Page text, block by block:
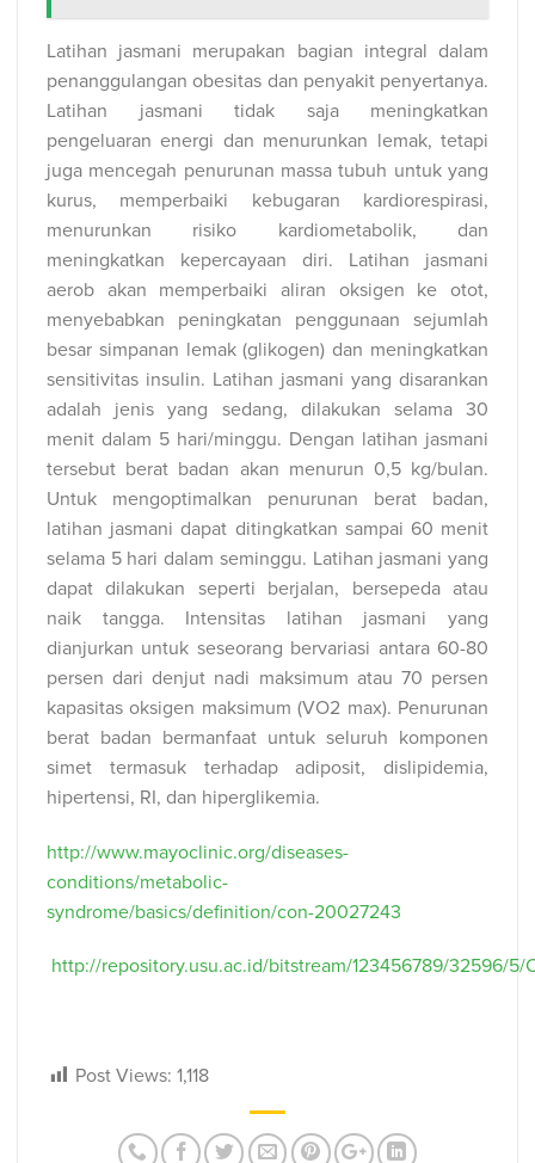
Latihan jasmani merupakan bagian integral dalam
penanggulangan obesitas dan penyakit penyertanya.
Latihan jasmani tidak saja meningkatkan
pengeluaran energi dan menurunkan lemak, tetapi
juga mencegah penurunan massa tubuh untuk yang
kurus, memperbaiki kebugaran kardiorespirasi,
menurunkan risiko kardiometabolik, dan
meningkatkan kepercayaan diri. Latihan jasmani
aerob akan memperbaiki aliran oksigen ke otot,
menyebabkan peningkatan penggunaan sejumlah
besar simpanan lemak (glikogen) dan meningkatkan
sensitivitas insulin. Latihan jasmani yang disarankan
adalah jenis yang sedang, dilakukan selama 30
menit dalam 5 hari/minggu. Dengan latihan jasmani
tersebut berat badan akan menurun 0,5 kg/bulan.
Untuk mengoptimalkan penurunan berat badan,
latihan jasmani dapat ditingkatkan sampai 60 menit
selama 5 hari dalam seminggu. Latihan jasmani yang
dapat dilakukan seperti berjalan, bersepeda atau
naik tangga. Intensitas latihan jasmani yang
dianjurkan untuk seseorang bervariasi antara 60-80
persen dari denjut nadi maksimum atau 70 persen
kapasitas oksigen maksimum (VO2 max). Penurunan
berat badan bermanfaat untuk seluruh komponen
simet termasuk terhadap adiposit, dislipidemia,
hipertensi, RI, dan hiperglikemia.
http://www.mayoclinic.org/diseases-
conditions/metabolic-
syndrome/basics/definition/con-20027243
http://repository.usu.ac.id/bitstream/123456789/32596/5/
Post Views: 1,118